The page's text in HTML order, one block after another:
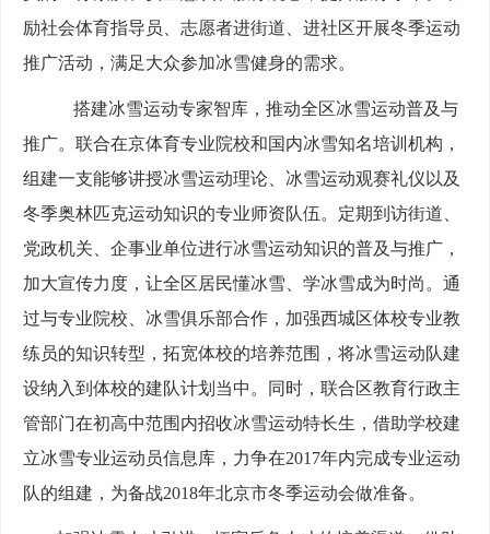
励社会体育指导员、志愿者进街道、进社区开展冬季运动
推广活动，满足大众参加冰雪健身的需求。
搭建冰雪运动专家智库，推动全区冰雪运动普及与
推广。联合在京体育专业院校和国内冰雪知名培训机构，
组建一支能够讲授冰雪运动理论、冰雪运动观赛礼仪以及
冬季奥林匹克运动知识的专业师资队伍。定期到访街道、
党政机关、企事业单位进行冰雪运动知识的普及与推广，
加大宣传力度，让全区居民懂冰雪、学冰雪成为时尚。通
过与专业院校、冰雪俱乐部合作，加强西城区体校专业教
练员的知识转型，拓宽体校的培养范围，将冰雪运动队建
设纳入到体校的建队计划当中。同时，联合区教育行政主
管部门在初高中范围内招收冰雪运动特长生，借助学校建
立冰雪专业运动员信息库，力争在2017年内完成专业运动
队的组建，为备战2018年北京市冬季运动会做准备。